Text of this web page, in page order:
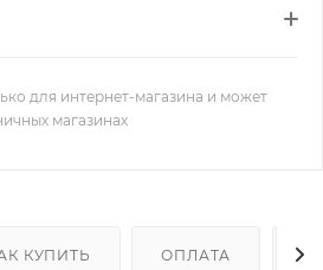
для интернет-магазина и может
магазинах
КУПИТЬ ОПЛАТА